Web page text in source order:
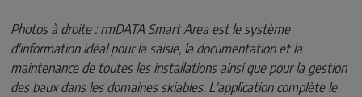
Photos à droite : rmDATA Smart Area est le système
d'information idéal pour la saisie, la documentation et la
maintenance de toutes les installations ainsi que pour la gestion
des baux dans les domaines skiables. L'application complète le